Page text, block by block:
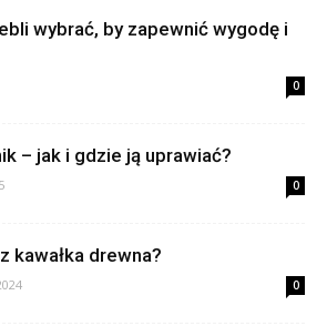
wybrać, by zapewnić wygodę i
0
– jak i gdzie ją uprawiać?
0
kawałka drewna?
0